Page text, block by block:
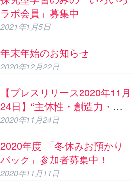
ラボ会員」募集中
2021年1月5日
年末年始のお知らせ
2020年12月22日
【プレスリリース2020年11月
24日】“主体性・創造力・共
感力”を育むための学童「エ
校での体験会/説明会のお知ら
せ
2020年11月24日
2020年度 「冬休みお預かり
パック」参加者募集中！
2020年11月11日